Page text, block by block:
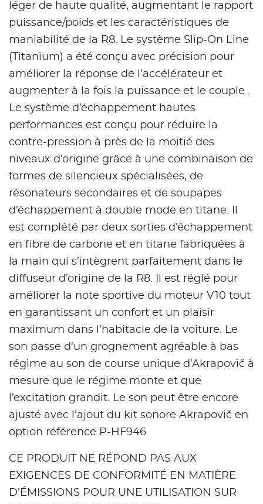
léger de haute qualité, augmentant le rapport
puissance/poids et les caractéristiques de
maniabilité de la R8. Le système Slip-On Line
(Titanium) a été conçu avec précision pour
améliorer la réponse de l’accélérateur et
augmenter à la fois la puissance et le couple .
Le système d’échappement hautes
performances est conçu pour réduire la
contre-pression à près de la moitié des
niveaux d’origine grâce à une combinaison de
formes de silencieux spécialisées, de
résonateurs secondaires et de soupapes
d’échappement à double mode en titane. Il
est complété par deux sorties d’échappement
en fibre de carbone et en titane fabriquées à
la main qui s’intègrent parfaitement dans le
diffuseur d’origine de la R8. Il est réglé pour
améliorer la note sportive du moteur V10 tout
en garantissant un confort et un plaisir
maximum dans l’habitacle de la voiture. Le
son passe d’un grognement agréable à bas
régime au son de course unique d’Akrapovič à
mesure que le régime monte et que
l’excitation grandit. Le son peut être encore
ajusté avec l’ajout du kit sonore Akrapovič en
option référence P-HF946
CE PRODUIT NE RÉPOND PAS AUX
EXIGENCES DE CONFORMITÉ EN MATIÈRE
D’ÉMISSIONS POUR UNE UTILISATION SUR